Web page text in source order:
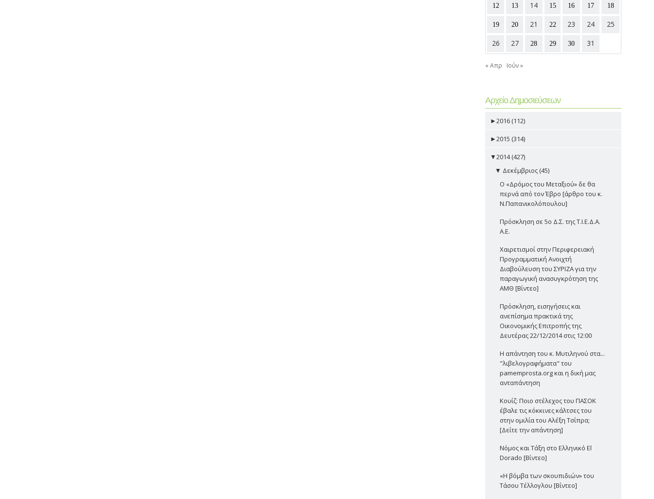
12 13 14 15 16 17 18
19 20 21 22 23 24 25
26 27 28 29 30 31
« Απρ Ιούν »
Αρχείο Δημοσιεύσεων
►2016 (112)
►2015 (314)
▼2014 (427)
▼ Δεκέμβριος (45)
Ο «Δρόμος του Μεταξιού» δε θα
περνά από τον Έβρο [άρθρο του κ.
Ν.Παπανικολόπουλου]
Πρόσκληση σε 5ο Δ.Σ. της Τ.Ι.Ε.Δ.Α.
Α.Ε.
Χαιρετισμοί στην Περιφερειακή
Προγραμματική Ανοιχτή
Διαβούλευση του ΣΥΡΙΖΑ για την
παραγωγική ανασυγκρότηση της
ΑΜΘ [Βίντεο]
Πρόσκληση, εισηγήσεις και
ανεπίσημα πρακτικά της
Οικονομικής Επιτροπής της
Δευτέρας 22/12/2014 στις 12:00
Η απάντηση του κ. Μυτιληνού στα...
"λιβελογραφήματα" του
pamemprosta.org και η δική μας
ανταπάντηση
Κουίζ: Ποιο στέλεχος του ΠΑΣΟΚ
έβαλε τις κόκκινες κάλτσες του
στην ομιλία του Αλέξη Τσίπρα;
[Δείτε την απάντηση]
Νόμος και Τάξη στο Ελληνικό El
Dorado [Βίντεο]
«Η βόμβα των σκουπιδιών» του
Τάσου Τέλλογλου [Βίντεο]